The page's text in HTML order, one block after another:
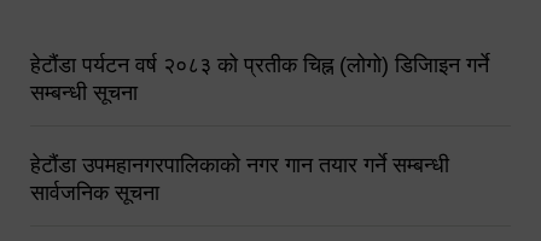
हेटौंडा पर्यटन वर्ष २०८३ को प्रतीक चिह्न (लोगो) डिजिाइन गर्ने
सम्बन्धी सूचना
हेटौंडा उपमहानगरपालिकाको नगर गान तयार गर्ने सम्बन्धी
सार्वजनिक सूचना